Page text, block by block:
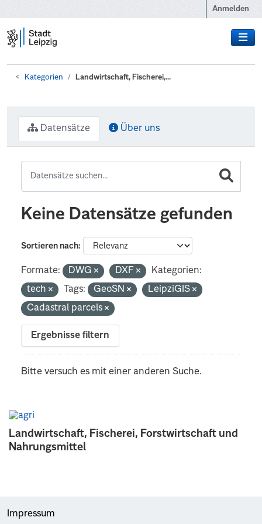
Anmelden
Kategorien Landwirtschaft, Fischerei,...
Landwirtschaft, Fischerei, Forstwirtschaft und
Nahrungsmittel
Datensätze Über uns
Keine Datensätze gefunden
Sortieren nach
Formate: DWG DXF
Kategorien:
tech
Tags: GeoSN
LeipziGIS
Cadastral parcels
Ergebnisse filtern
Bitte versuch es mit einer anderen Suche.
Impressum